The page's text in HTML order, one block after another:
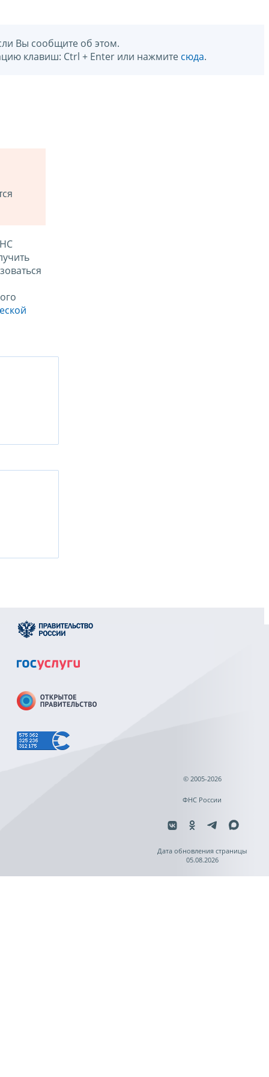
Вы сообщите об этом.
клавиш: Ctrl + Enter или нажмите сюда.
© 2005-2026
ФНС России
Дата обновления страницы
05.08.2026